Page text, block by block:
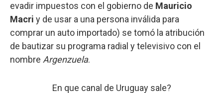
evadir impuestos con el gobierno de Mauricio
Macri y de usar a una persona inválida para
comprar un auto importado) se tomó la atribución
de bautizar su programa radial y televisivo con el
nombre Argenzuela.
En que canal de Uruguay sale?